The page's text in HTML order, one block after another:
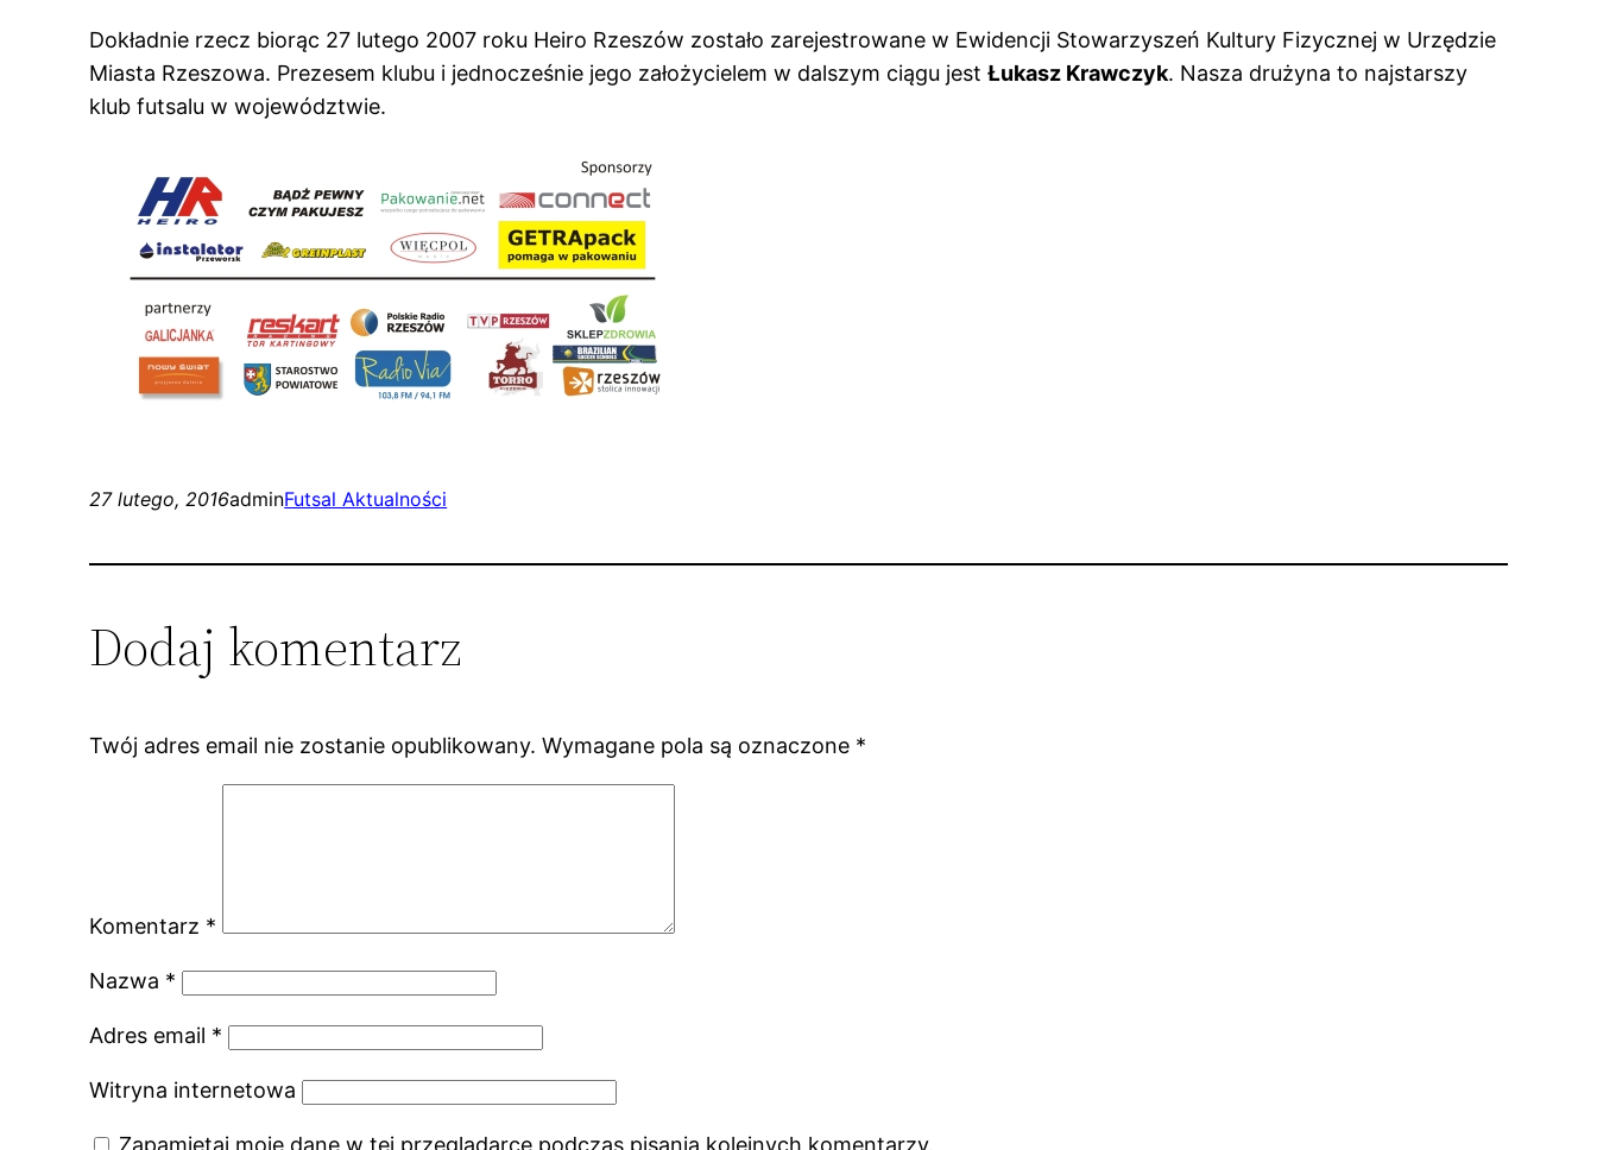
Dokładnie rzecz biorąc 27 lutego 2007 roku Heiro Rzeszów zostało zarejestrowane w Ewidencji Stowarzyszeń Kultury Fizycznej w Urzędzie
Miasta Rzeszowa. Prezesem klubu i jednocześnie jego założycielem w dalszym ciągu jestŁukasz Krawczyk. Nasza drużyna to najstarszy
klub futsalu w województwie.
27 lutego, 2016adminFutsal Aktualności
Dodaj komentarz
Twój adres email nie zostanie opublikowany. Wymagane pola są oznaczone *
Komentarz *
Nazwa *
Adres email *
Witryna internetowa
Zapamiętaj moje dane w tej przeglądarce podczas pisania kolejnych komentarzy.